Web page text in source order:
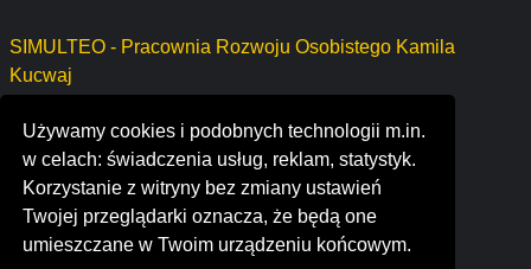
Używamy cookies i podobnych technologii m.in.
w celach: świadczenia usług, reklam, statystyk.
Korzystanie z witryny bez zmiany ustawień
Twojej przeglądarki oznacza, że będą one
umieszczane w Twoim urządzeniu końcowym.
SIMULTEO - Pracownia Rozwoju Osobistego Kamila
Kucwaj
hospitalrecruiting.com
deluxe digital services
holiday inn stadium
arcpointmd bakersfield